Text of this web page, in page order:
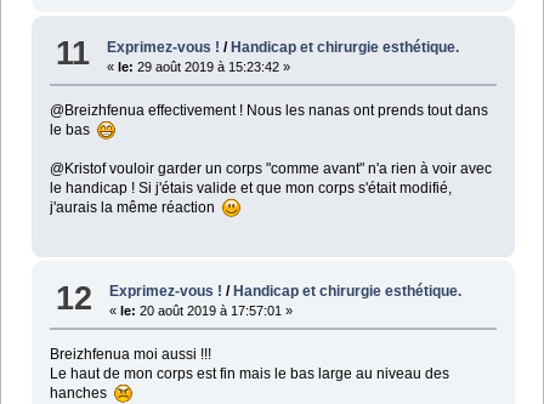
11 Exprimez-vous ! /Handicap et chirurgie esthétique.
«le: 29 août 2019 à 15:23:42 »
@Breizhfenua effectivement ! Nous les nanas ont prends tout dans
le bas
@Kristof vouloir garder un corps "comme avant" n'a rien à voir avec
le handicap ! Si j'étais valide et que mon corps s'était modifié,
j'aurais la même réaction
12 Exprimez-vous ! / Handicap et chirurgie esthétique.
«le: 20 août 2019 à 17:57:01 »
Breizhfenua moi aussi !!!
Le haut de mon corps est fin mais le bas large au niveau des
hanches